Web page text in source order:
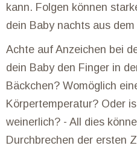
kann. Folgen können
dein Baby nachts aus
Achte auf Anzeichen bei
dein Baby den Finger in
Bäckchen? Womöglich
Körpertemperatur? Oder
weinerlich? - All dies
Durchbrechen der ersten